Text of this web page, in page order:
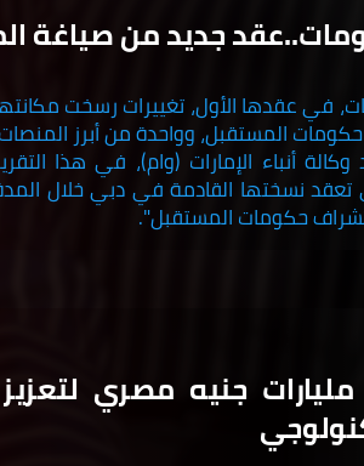
جديد من صياغة
في عقدها الأول، تغييرات رسخت
المستقبل، وواحدة من أبرز المنصات
أنباء الإمارات (وام)، في هذا
سيكونس تستثمر 4 مليارات جنيه مصري